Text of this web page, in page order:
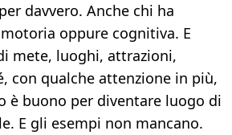
davvero. Anche chi ha
oppure cognitiva. E
mete, luoghi, attrazioni,
con qualche attenzione in più,
è buono per diventare luogo di
E gli esempi non mancano.